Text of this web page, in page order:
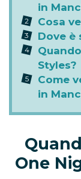
in
Cosa
Dove è
Styles?
Come
in
One